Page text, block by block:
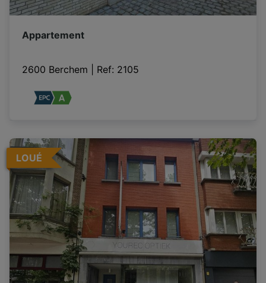
Appartement
2600 Berchem Ref: 2105
LOUÉ